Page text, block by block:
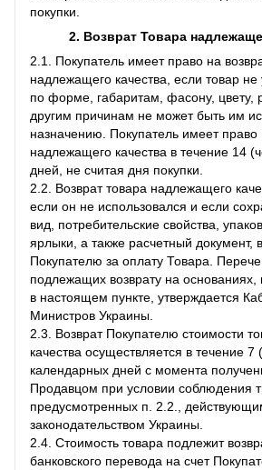
покупки.
2. Возврат Товара
2.1. Покупатель имеет право на
надлежащего качества, если товар не
по форме, габаритам, фасону, цвету,
другим причинам не может быть им
назначению. Покупатель имеет право
надлежащего качества в течение 14
дней, не считая дня покупки.
2.2. Возврат товара надлежащего
если он не использовался и если
вид, потребительские свойства,
ярлыки, а также расчетный документ,
Покупателю за оплату Товара.
подлежащих возврату на
в настоящем пункте, утверждается
Министров Украины.
2.3. Возврат Покупателю стоимости
качества осуществляется в течение 7
календарных дней с момента
Продавцом при условии соблюдения
предусмотренных п. 2.2.,
законодательством Украины.
2.4. Стоимость товара подлежит
банковского перевода на счет